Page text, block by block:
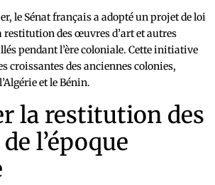
le Sénat français a adopté un projet de loi
des œuvres d’art et autres
pendant l’ère coloniale. Cette initiative
croissantes des anciennes colonies,
et le Bénin.
la restitution des
l’époque